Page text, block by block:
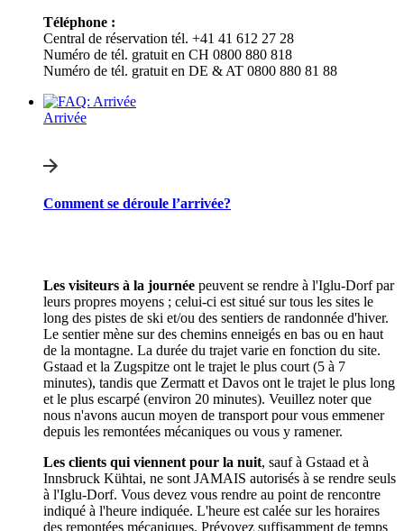
Téléphone :
Central de réservation tél. +41 41 612 27 28
Numéro de tél. gratuit en CH 0800 880 818
Numéro de tél. gratuit en DE & AT 0800 880 81 88
Arrivée
Comment se déroule l’arrivée?
Les visiteurs à la journée peuvent se rendre à l'Iglu-Dorf par
leurs propres moyens ; celui-ci est situé sur tous les sites le
long des pistes de ski et/ou des sentiers de randonnée d'hiver.
Le sentier mène sur des chemins enneigés en bas ou en haut
de la montagne. La durée du trajet varie en fonction du site.
Gstaad et la Zugspitze ont le trajet le plus court (5 à 7
minutes), tandis que Zermatt et Davos ont le trajet le plus long
et le plus escarpé (environ 20 minutes). Veuillez noter que
nous n'avons aucun moyen de transport pour vous emmener
depuis les remontées mécaniques ou vous y ramener.
Les clients qui viennent pour la nuit, sauf à Gstaad et à
Innsbruck Kühtai, ne sont JAMAIS autorisés à se rendre seuls
à l'Iglu-Dorf. Vous devez vous rendre au point de rencontre
indiqué à l'heure indiquée. L'heure est calée sur les horaires
des remontées mécaniques. Prévoyez suffisamment de temps